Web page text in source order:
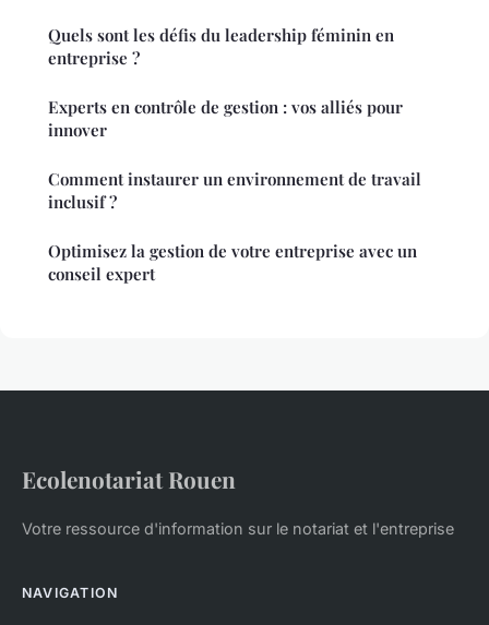
Quels sont les défis du leadership féminin en
entreprise ?
Experts en contrôle de gestion : vos alliés pour
innover
Comment instaurer un environnement de travail
inclusif ?
Optimisez la gestion de votre entreprise avec un
conseil expert
Ecolenotariat Rouen
Votre ressource d'information sur le notariat et l'entreprise
NAVIGATION